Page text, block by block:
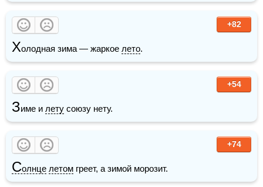
+82
Холодная зима — жаркое лето.
+54
Зиме и лету союзу нету.
+74
Солнце летом греет, а зимой морозит.